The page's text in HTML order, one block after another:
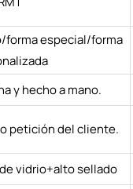
forma especial/forma
y hecho a mano.
petición del cliente.
vidrio+alto sellado